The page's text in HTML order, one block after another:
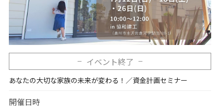
イベント終了
あなたの大切な家族の未来が変わる！／資金計画セミナー
開催日時